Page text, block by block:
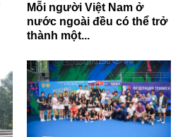
Mỗi người Việt Nam ở
nước ngoài đều có thể trở
thành một...